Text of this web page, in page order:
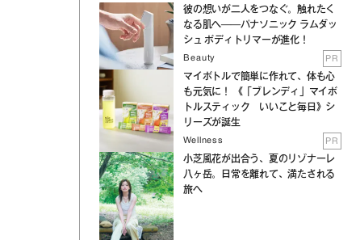
彼の想いが二人をつなぐ。触れたく
なる肌へ──パナソニック ラムダッ
シュ ボディトリマーが進化！
Beauty PR
マイボトルで簡単に作れて、体も心
も元気に！ 《「ブレンディ」マイボ
トルスティック いいこと毎日》シ
リーズが誕生
Wellness PR
小芝風花が出合う、夏のリゾナーレ
八ヶ岳。日常を離れて、満たされる
旅へ